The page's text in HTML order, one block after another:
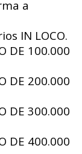
a
IN LOCO.
DE 100.000
DE 200.000
DE 300.000
DE 400.000